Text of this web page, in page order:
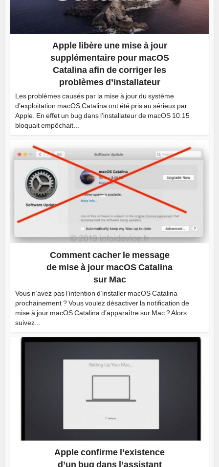
Apple libère une mise à jour
supplémentaire pour macOS
Catalina afin de corriger les
problèmes d’installateur
Les problèmes causés par la mise à jour du système
d’exploitation macOS Catalina ont été pris au sérieux par
Apple. En effet un bug dans l’installateur de macOS 10.15
bloquait empêchait...
Comment cacher le message
de mise à jour macOS Catalina
sur Mac
Vous n’avez pas l’intention d’installer macOS Catalina
prochainement ? Vous voulez désactiver la notification de
mise à jour macOS Catalina d’apparaître sur Mac ? Alors
suivez...
Apple confirme l’existence
d’un bug dans l’assistant